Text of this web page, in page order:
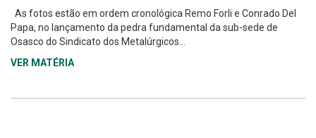
As fotos estão em ordem cronológica Remo Forli e Conrado Del
Papa, no lançamento da pedra fundamental da sub-sede de
Osasco do Sindicato dos Metalúrgicos...
VER MATÉRIA